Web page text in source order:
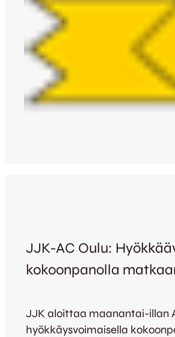
JJK-AC Oulu:
kokoonpanolla
JJK aloittaa maanantai-illan
hyökkäysvoimaisella